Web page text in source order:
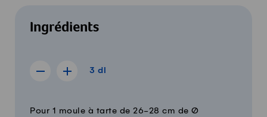
Ingrédients
Afficher la recette de 2 dl
Afficher la recette de 4 dl
3 dl
QuantitéIngrédients
Pour 1 moule à tarte de 26-28 cm de Ø